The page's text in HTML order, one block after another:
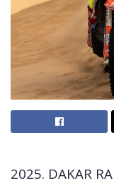
2025. DAKAR